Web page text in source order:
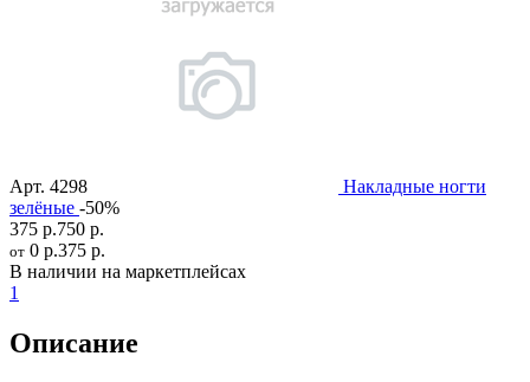
Арт. 4298
Накладные ногти
зелёные -50%
375 р.750 р.
от 0 р.375 р.
В наличии на маркетплейсах
1
Описание